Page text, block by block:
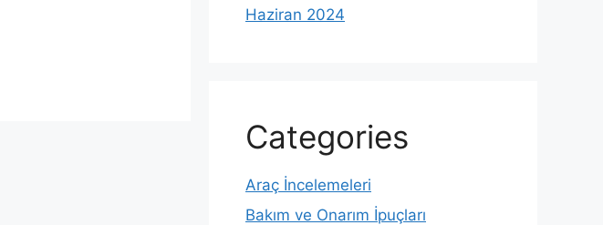
Haziran 2024
Categories
Araç İncelemeleri
Bakım ve Onarım İpuçları